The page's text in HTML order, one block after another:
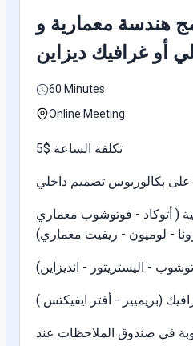
هندسة معمارية و
أو غرافيك ديزاين
60 Minutes
Online Meeting
5$ تكلفة الساعة
( أتوكاد - فوتوشوب معماري
- لوميون - ريفيت معماري)
- اليستريتور - انديزاين)
(بريميير - أفتر ايفيكتس )
في صندوق الملاحظات عند